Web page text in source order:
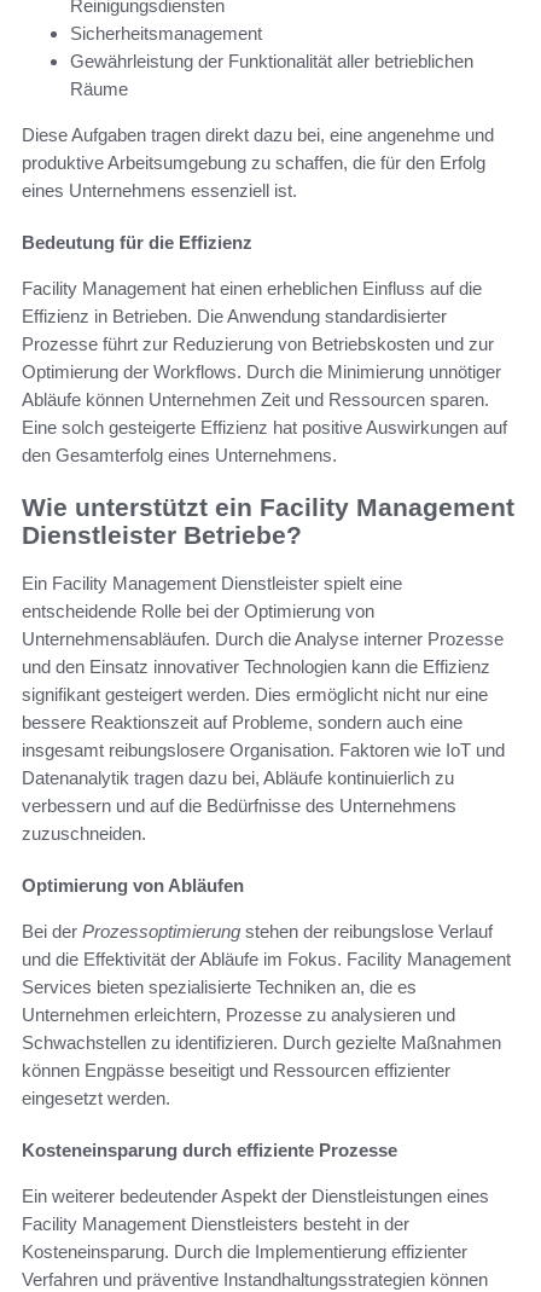
Reinigungsdiensten
Sicherheitsmanagement
Gewährleistung der Funktionalität aller betrieblichen
Räume
Diese Aufgaben tragen direkt dazu bei, eine angenehme und
produktive Arbeitsumgebung zu schaffen, die für den Erfolg
eines Unternehmens essenziell ist.
Bedeutung für die Effizienz
Facility Management hat einen erheblichen Einfluss auf die
Effizienz in Betrieben. Die Anwendung standardisierter
Prozesse führt zur Reduzierung von Betriebskosten und zur
Optimierung der Workflows. Durch die Minimierung unnötiger
Abläufe können Unternehmen Zeit und Ressourcen sparen.
Eine solch gesteigerte Effizienz hat positive Auswirkungen auf
den Gesamterfolg eines Unternehmens.
Wie unterstützt ein Facility Management
Dienstleister Betriebe?
Ein Facility Management Dienstleister spielt eine
entscheidende Rolle bei der Optimierung von
Unternehmensabläufen. Durch die Analyse interner Prozesse
und den Einsatz innovativer Technologien kann die Effizienz
signifikant gesteigert werden. Dies ermöglicht nicht nur eine
bessere Reaktionszeit auf Probleme, sondern auch eine
insgesamt reibungslosere Organisation. Faktoren wie IoT und
Datenanalytik tragen dazu bei, Abläufe kontinuierlich zu
verbessern und auf die Bedürfnisse des Unternehmens
zuzuschneiden.
Optimierung von Abläufen
Bei der Prozessoptimierung stehen der reibungslose Verlauf
und die Effektivität der Abläufe im Fokus. Facility Management
Services bieten spezialisierte Techniken an, die es
Unternehmen erleichtern, Prozesse zu analysieren und
Schwachstellen zu identifizieren. Durch gezielte Maßnahmen
können Engpässe beseitigt und Ressourcen effizienter
eingesetzt werden.
Kosteneinsparung durch effiziente Prozesse
Ein weiterer bedeutender Aspekt der Dienstleistungen eines
Facility Management Dienstleisters besteht in der
Kosteneinsparung. Durch die Implementierung effizienter
Verfahren und präventive Instandhaltungsstrategien können